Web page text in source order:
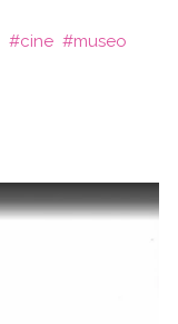
cine
museo